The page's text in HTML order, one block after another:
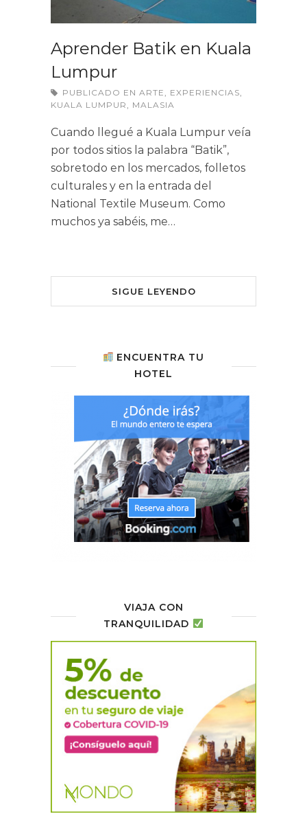
Aprender Batik en Kuala
Lumpur
PUBLICADO EN ARTE EXPERIENCIAS
KUALA LUMPUR
MALASIA
Cuando llegué a Kuala Lumpur veía
por todos sitios la palabra “Batik”,
sobretodo en los mercados, folletos
culturales y en la entrada del
National Textile Museum. Como
muchos ya sabéis, me…
SIGUE LEYENDO
ENCUENTRA TU
HOTEL
VIAJA CON
TRANQUILIDAD